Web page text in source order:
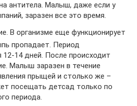
антитела. Малыш, даже если у
заразен все это время.
В организме еще функционирует
пропадает. Период
12-14 дней. После происходит
Малыш заразен в течение
прыщей и столько же –
посещать детсад только по
периода.